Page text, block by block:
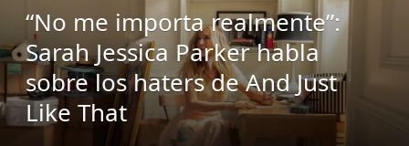
“No me importa realmente”:
Sarah Jessica Parker habla
sobre los haters de And Just
Like That